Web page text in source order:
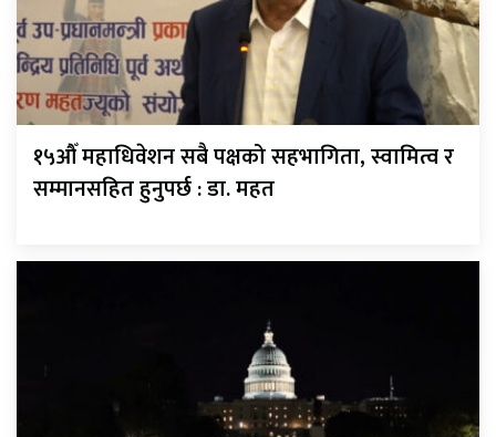
१५औँ महाधिवेशन सबै पक्षको सहभागिता, स्वामित्व र
सम्मानसहित हुनुपर्छ : डा. महत